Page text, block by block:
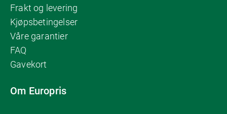
Frakt og levering
Kjøpsbetingelser
Våre garantier
FAQ
Gavekort
Om Europris